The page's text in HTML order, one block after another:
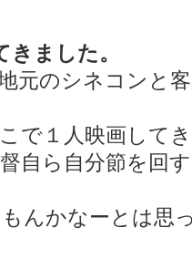
ました。
元のシネコンと
で１人映画して
自ら自分節を回
んかなーとは思